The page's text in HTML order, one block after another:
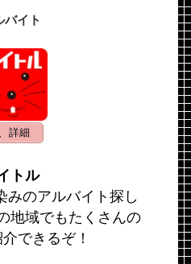
バイト
詳細
トル
みのアルバイト探し
地域でもたくさんの
できるぞ！